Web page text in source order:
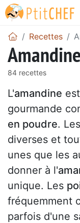
Recettes
Amandine
84 recettes
L'amandine
gourmande
en poudre.
diverses et
unes que les
donner à l'
unique. Les
fréquemment
parfois d'une